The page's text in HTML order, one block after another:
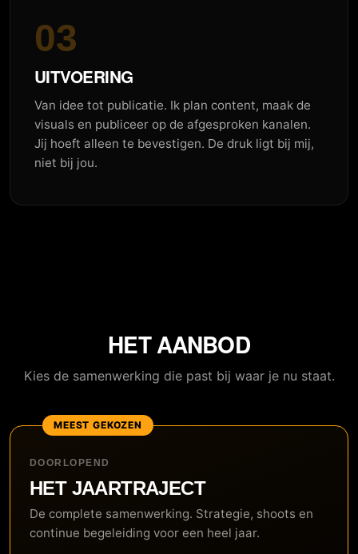
03
UITVOERING
Van idee tot publicatie. Ik plan content, maak de
visuals en publiceer op de afgesproken kanalen.
Jij hoeft alleen te bevestigen. De druk ligt bij mij,
niet bij jou.
HET AANBOD
Kies de samenwerking die past bij waar je nu staat.
MEEST GEKOZEN
DOORLOPEND
HET JAARTRAJECT
De complete samenwerking. Strategie, shoots en
continue begeleiding voor een heel jaar.